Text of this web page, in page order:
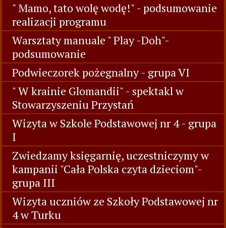
" Mamo, tato wolę wodę!" - podsumowanie
realizacji programu
Warsztaty manuale " Play -Doh"-
podsumowanie
Podwieczorek pożegnalny - grupa VI
" W krainie Glomandii" - spektakl w
Stowarzyszeniu Przystań
Wizyta w Szkole Podstawowej nr 4 - grupa
I
Zwiedzamy księgarnię, uczestniczymy w
kampanii "Cała Polska czyta dzieciom"-
grupa III
Wizyta uczniów ze Szkoły Podstawowej nr
4 w Turku